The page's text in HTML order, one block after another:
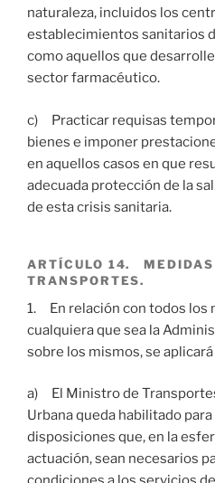
naturaleza, incluidos los
establecimientos sanitarios
como aquellos que
sector farmacéutico.
c) Practicar requisas
bienes e imponer
en aquellos casos en que
adecuada protección de la
de esta crisis sanitaria.
ARTÍCULO 14. MEDIDAS
TRANSPORTES.
1. En relación con todos los
cualquiera que sea la
sobre los mismos, se
a) El Ministro de
Urbana queda habilitado
disposiciones que, en la
actuación, sean necesarios